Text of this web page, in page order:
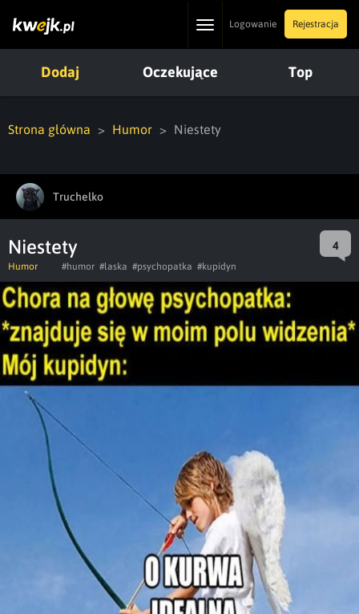
ToggleLogowanie Rejestracja
Dodaj Oczekujące Top
Strona główna Humor Niestety
Truchelko
Niestety 4
Humor #humor #laska #psychopatka #kupidyn